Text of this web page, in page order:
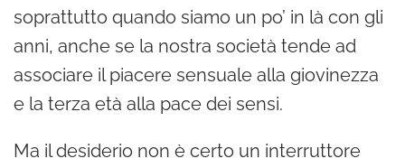
soprattutto quando siamo un po’ in là con gli
anni, anche se la nostra società tende ad
associare il piacere sensuale alla giovinezza
e la terza età alla pace dei sensi.
Ma il desiderio non è certo un interruttore